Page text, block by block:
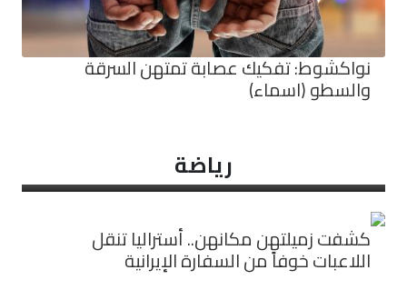
نواكشوط: تفكيك عصابة تمتهن السرقة
والسطو (اسماء)
رياضة
كشفت زميلتهن مكانهن.. أستراليا تنقل
اللاعبات خوفاً من السفارة الإيرانية